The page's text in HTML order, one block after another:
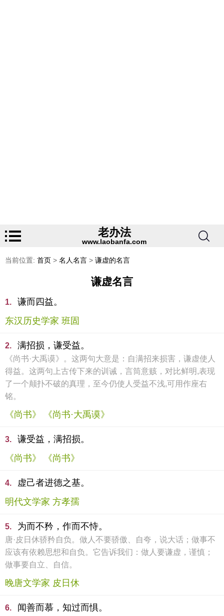
老办法
www.laobanfa.com
当前位置: 首页 > 名人名言 > 谦虚的名言
谦虚名言
1.
谦而四益。
东汉历史学家 班固
2. 满招损，谦受益。
《尚书·大禹谟》。这两句大意是：自满招来损害，谦虚使人
得益。这两句上古传下来的训诫，言筒意赅，对比鲜明,表现
了一个颠扑不破的真理，至今仍使人受益不浅,可用作座右
铭。
《尚书》 《尚书·大禹谟》
3.
谦受益，满招损。
《尚书》 《尚书》
4.
虚己者进德之基。
明代文学家 方孝孺
5. 为而不矜，作而不恃。
唐·皮日休骄矜自负。做人不要骄傲、自夸，说大话；做事不
应该有依赖思想和自负。它告诉我们：做人要谦虚，谨慎；
做事要自立、自信。
晚唐文学家 皮日休
6. 闻善而慕，知过而惧。